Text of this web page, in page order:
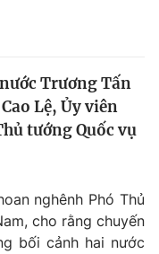
Trương Tấn
Lệ, Ủy viên
tướng Quốc vụ
nghênh Phó Thủ
cho rằng chuyến
bối cảnh hai nước